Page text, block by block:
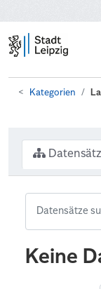
Kategorien
Keine